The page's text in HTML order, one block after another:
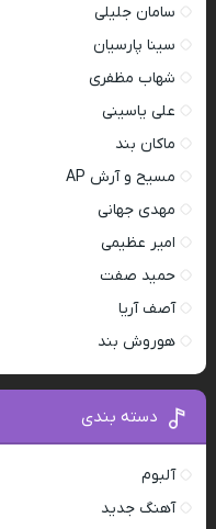
سامان جلیلی
سینا پارسیان
شهاب مظفری
علی یاسینی
ماکان بند
مسیح و آرش AP
مهدی جهانی
امیر عظیمی
حمید صفت
آصف آریا
هوروش بند
دسته بندی
آلبوم
آهنگ جدید